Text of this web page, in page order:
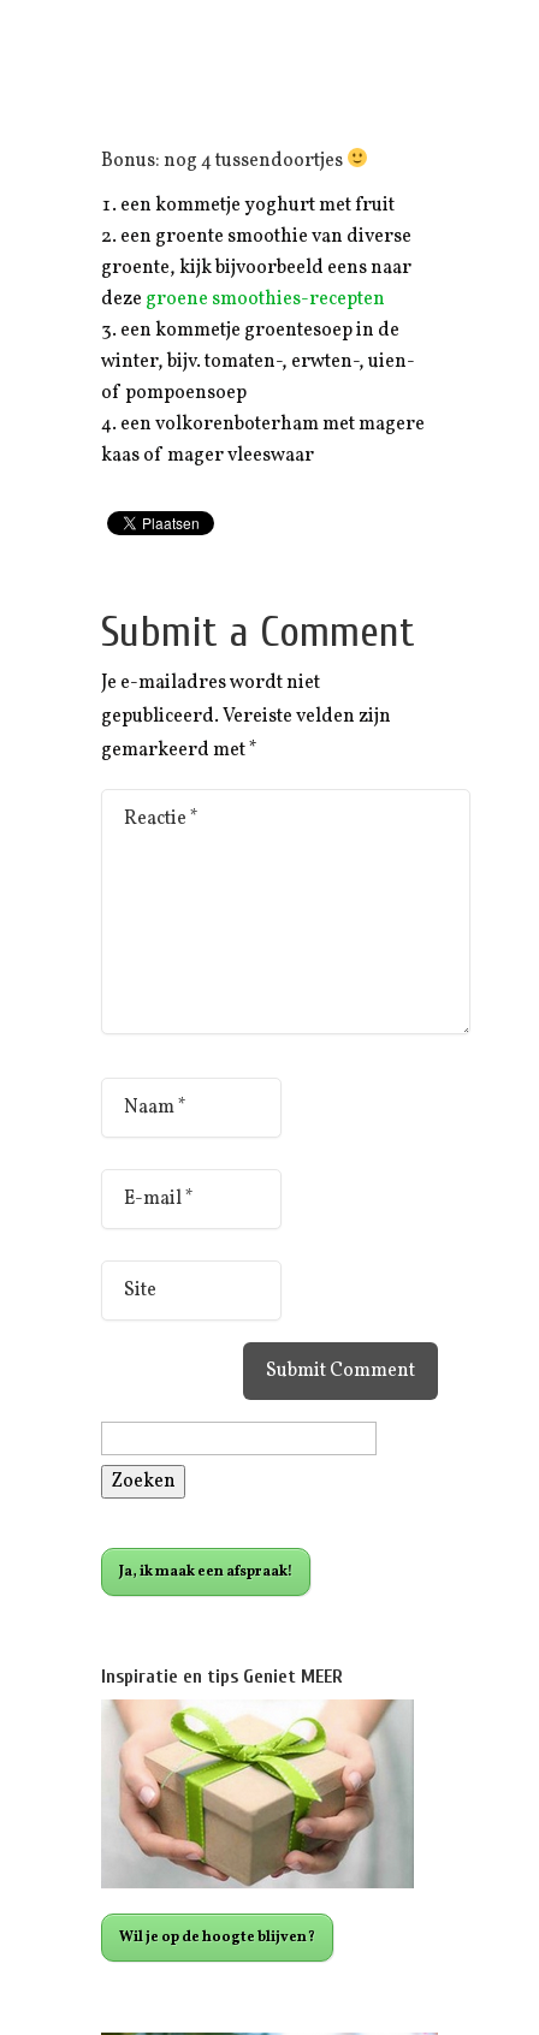
Bonus: nog 4 tussendoortjes
een kommetje yoghurt met fruit
een groente smoothie van diverse
groente, kijk bijvoorbeeld eens naar
deze groene smoothies-recepten
een kommetje groentesoep in de
winter, bijv. tomaten-, erwten-, uien-
of pompoensoep
een volkorenboterham met magere
kaas of mager vleeswaar
Submit a Comment
Je e-mailadres wordt niet
gepubliceerd.Vereiste velden zijn
gemarkeerd met*
Zoeken
Ja, ik maak een afspraak!
Inspiratie en tips Geniet MEER
Wil je op de hoogte blijven?